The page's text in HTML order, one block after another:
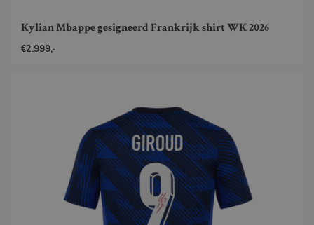
Kylian Mbappe gesigneerd Frankrijk shirt WK 2026
€2.999,-